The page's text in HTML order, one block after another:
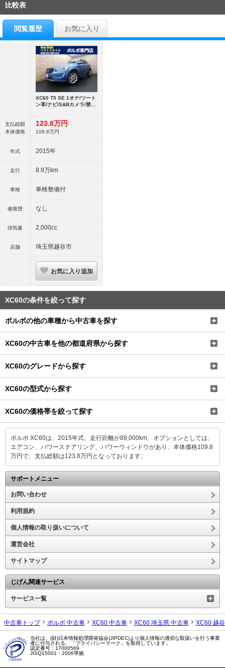
比較表
閲覧履歴 お気に入り
支払総額
本体価格
年式
走行
車検
修復歴
排気量
店舗
XC60 T5 SE 1オナ/ツート
ン革/ナビ/S&Bカメラ/禁煙
123.8万円
109. 8万円
2015年
8.9万km
車検整備付
なし
2,000cc
埼玉県越谷市
お気に入り追加
XC60の条件を絞って探す
ボルボの他の車種から中古車を探す
XC60の中古車を他の都道府県から探す
XC60のグレードから探す
XC60の型式から探す
XC60の価格帯を絞って探す
ボルボ XC60は、2015年式、走行距離が89,000km、オプションとしては、
エアコン、パワーステアリング、パワーウィンドウがあり、本体価格109.8
万円で、支払総額は123.8万円となっております。
サポートメニュー
お問い合わせ
利用規約
個人情報の取り扱いについて
運営会社
サイトマップ
じげん関連サービス
サービス一覧
中古車トップ ボルボ 中古車 XC60 中古車 XC60 埼玉県 中古車 XC60 越
当社は、(財)日本情報処理開発協会(JIPDEC)より個人情報の適切な取扱いを行う事業
者に付与される、「プライバシーマーク」を取得しています。
認定番号：17000569
JISQ15001：2006準拠